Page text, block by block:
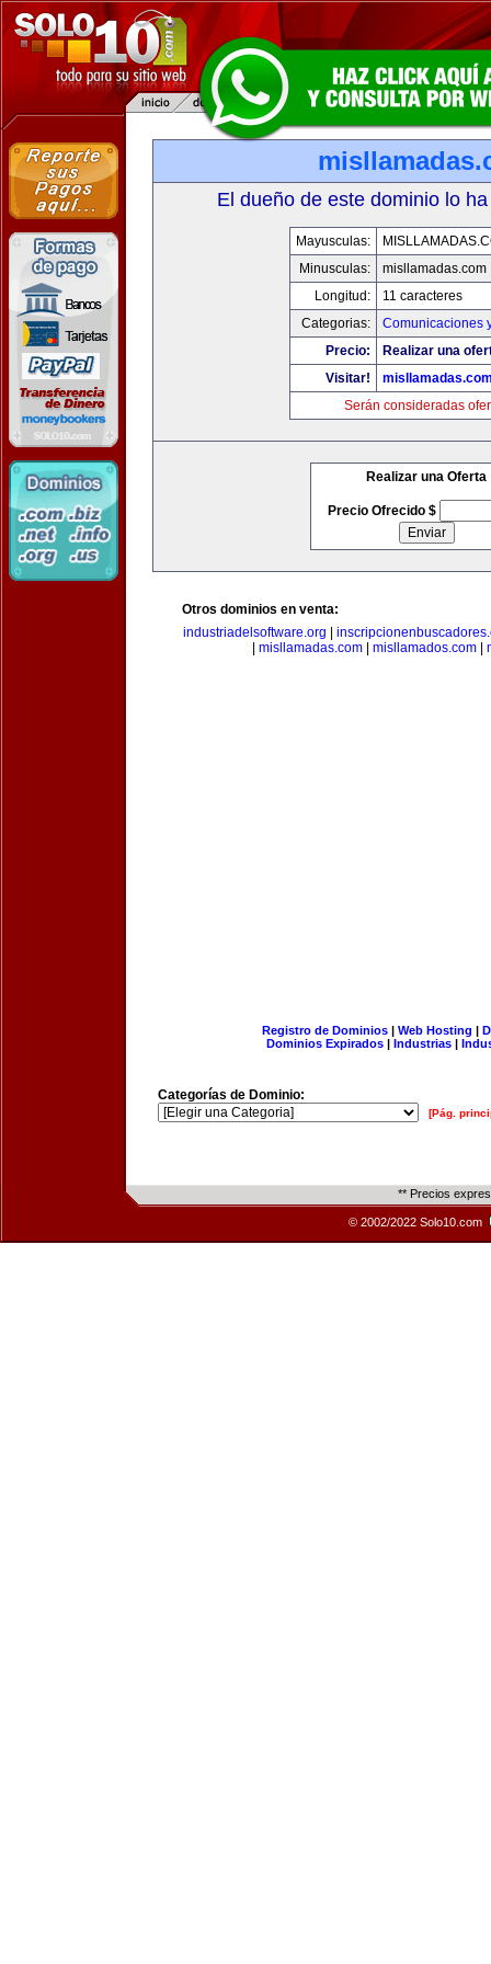
El dueño de este dominio lo
Mayusculas:
Minusculas:
misllamadas.com
Longitud:
11 caracteres
Categorias:
Comunicaciones
Precio:
Realizar una
Visitar!
Serán consideradas
Realizar una Oferta
Precio Ofrecido $
Otros dominios en venta:
industriadelsoftware.org
misllamadas.com| misllamados.com|
Registro de Dominios| Web Hosting |
Dominios Expirados | Industrias |
Categorías de Dominio:
[Pág.
** Precios
© 2002/2022 Solo10.com